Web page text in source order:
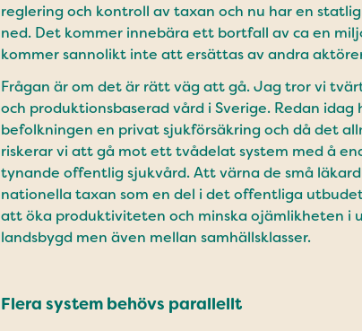
reglering och kontroll av taxan och nu har en
ned. Det kommer innebära ett bortfall av ca en
kommer sannolikt inte att ersättas av andra
Frågan är om det är rätt väg att gå. Jag tror vi
och produktionsbaserad vård i Sverige. Redan idag
befolkningen en privat sjukförsäkring och då det
riskerar vi att gå mot ett tvådelat system med å
tynande offentlig sjukvård. Att värna de små
nationella taxan som en del i det offentliga
att öka produktiviteten och minska ojämlikheten i
landsbygd men även mellan samhällsklasser.
Flera system behövs parallellt